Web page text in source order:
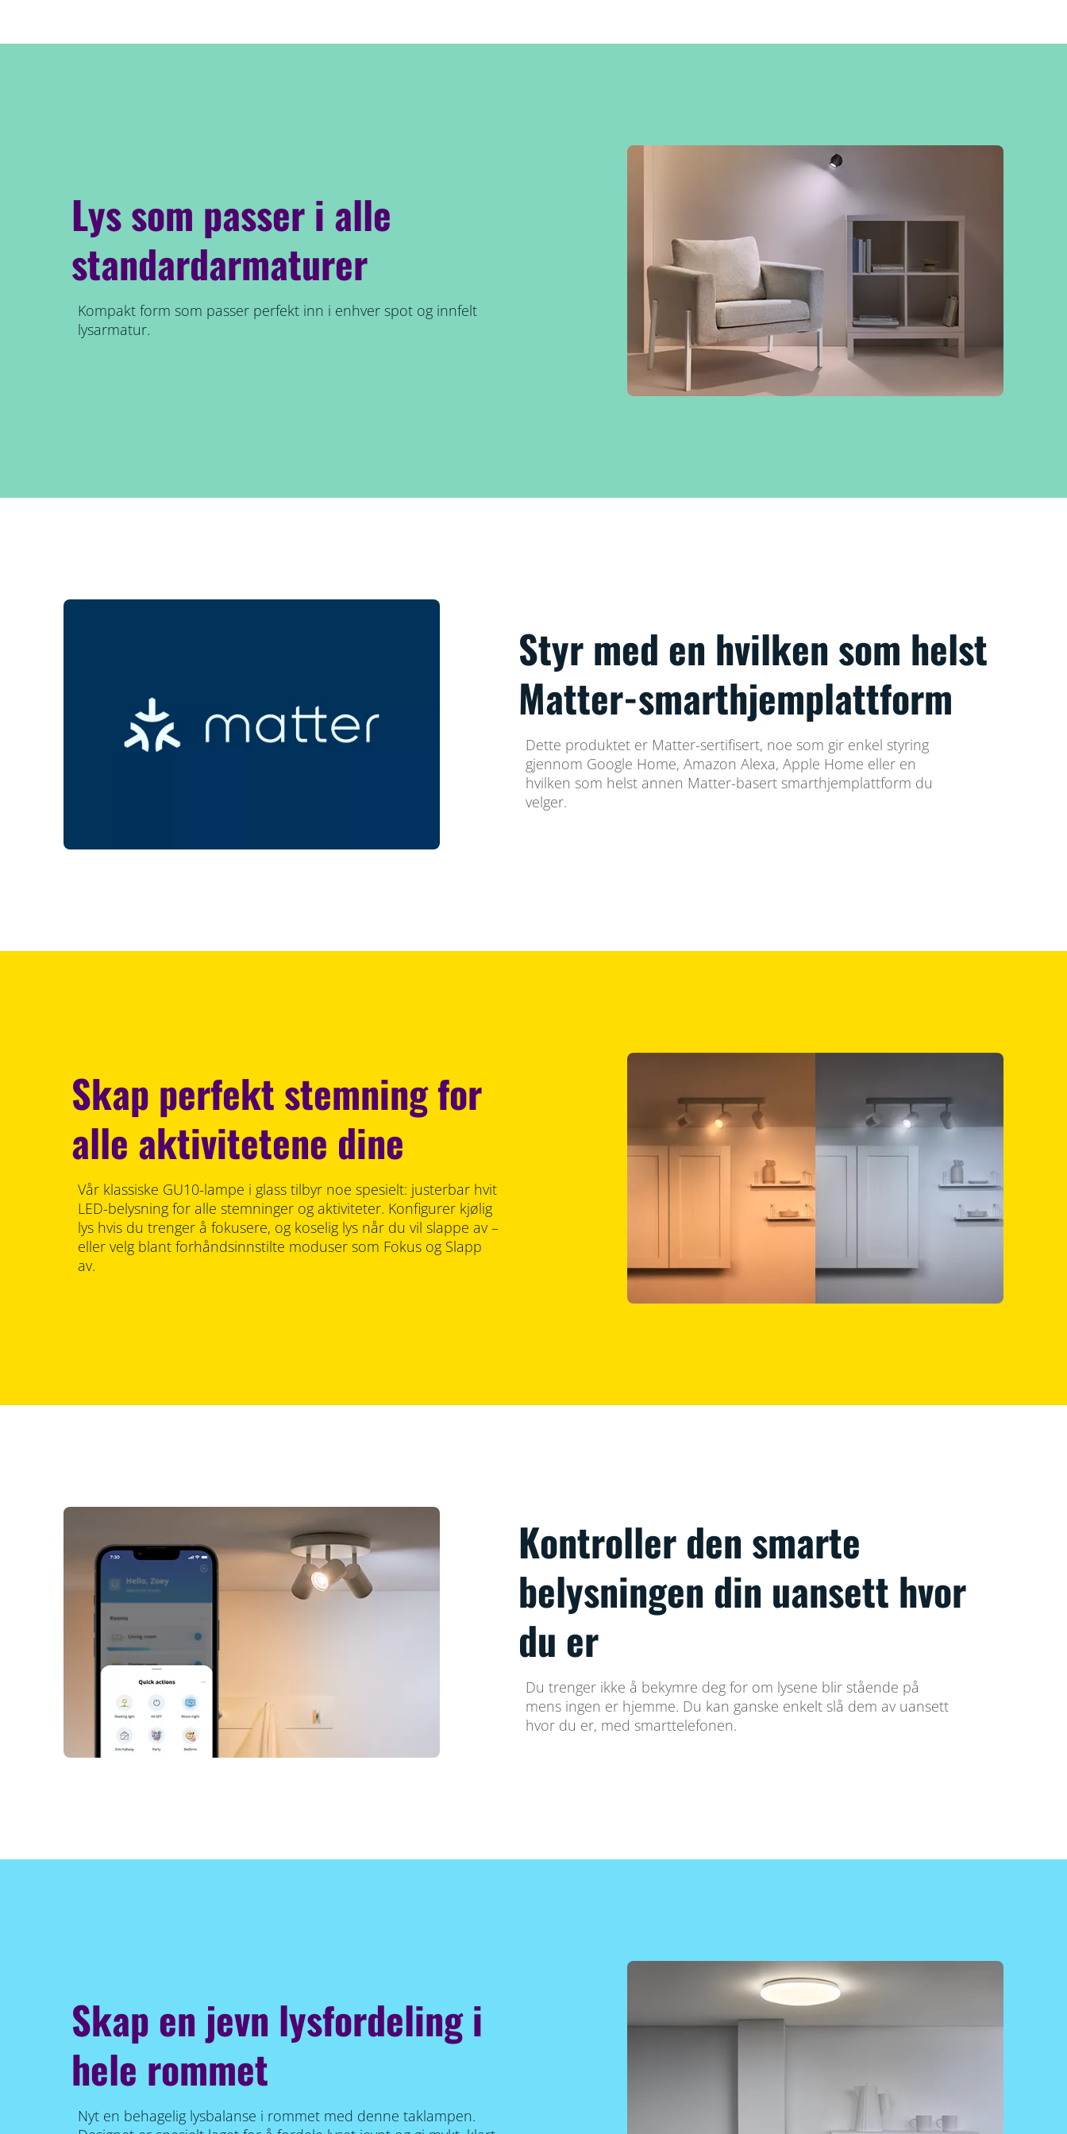
Lys som passer i alle
standardarmaturer
Kompakt form som passer perfekt inn i enhver spot og innfelt
lysarmatur.
Styr med en hvilken som helst
Matter-smarthjemplattform
Dette produktet er Matter-sertifisert, noe som gir enkel styring
gjennom Google Home, Amazon Alexa, Apple Home eller en
hvilken som helst annen Matter-basert smarthjemplattform du
velger.
Skap perfekt stemning for
alle aktivitetene dine
Vår klassiske GU10-lampe i glass tilbyr noe spesielt: justerbar hvit
LED-belysning for alle stemninger og aktiviteter. Konfigurer kjølig
lys hvis du trenger å fokusere, og koselig lys når du vil slappe av –
eller velg blant forhåndsinnstilte moduser som Fokus og Slapp
av.
Kontroller den smarte
belysningen din uansett hvor
du er
Du trenger ikke å bekymre deg for om lysene blir stående på
mens ingen er hjemme. Du kan ganske enkelt slå dem av uansett
hvor du er, med smarttelefonen.
Skap en jevn lysfordeling i
hele rommet
Nyt en behagelig lysbalanse i rommet med denne taklampen.